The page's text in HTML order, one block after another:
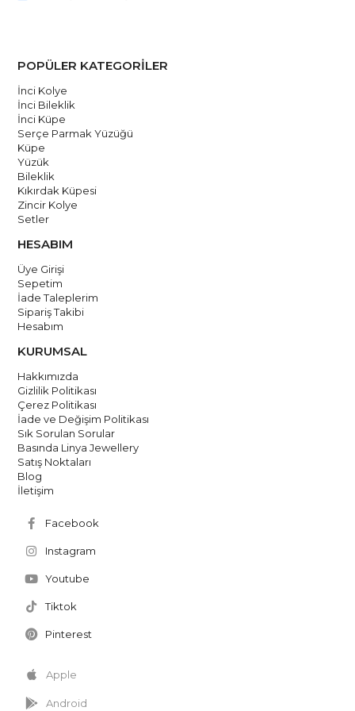
POPÜLER KATEGORİLER
İnci Kolye
İnci Bileklik
İnci Küpe
Serçe Parmak Yüzüğü
Küpe
Yüzük
Bileklik
Kıkırdak Küpesi
Zincir Kolye
Setler
HESABIM
Üye Girişi
Sepetim
İade Taleplerim
Sipariş Takibi
Hesabım
KURUMSAL
Hakkımızda
Gizlilik Politikası
Çerez Politikası
İade ve Değişim Politikası
Sık Sorulan Sorular
Basında Linya Jewellery
Satış Noktaları
Blog
İletişim
Facebook
Instagram
Youtube
Tiktok
Pinterest
Apple
Android